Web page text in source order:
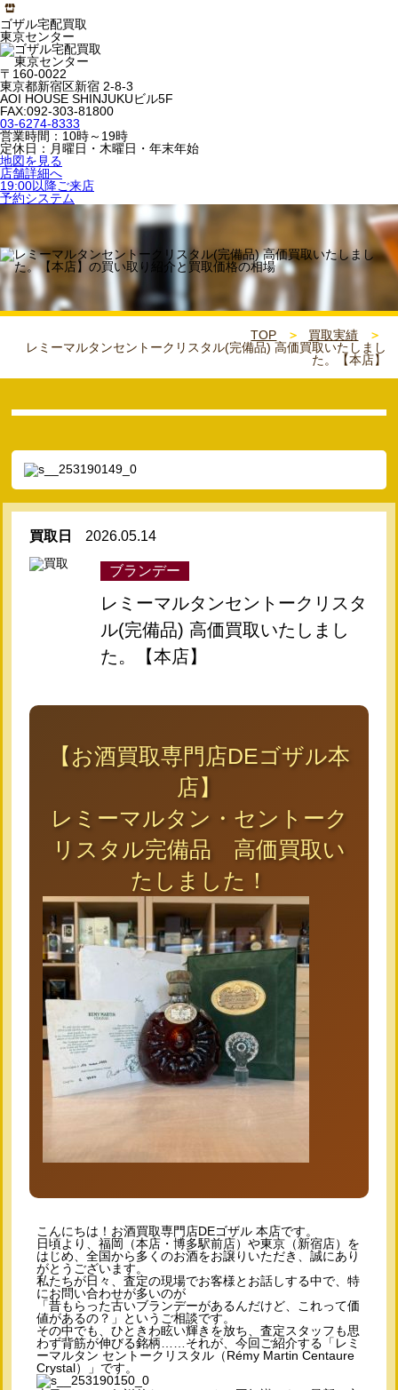
ゴザル宅配買取
東京センター
〒160-0022
東京都新宿区新宿 2-8-3
AOI HOUSE SHINJUKUビル5F
FAX:092-303-81800
03-6274-8333
営業時間：10時～19時
定休日：月曜日・木曜日・年末年始
地図を見る
店舗詳細へ
19:00以降ご来店
予約システム
TOP
買取実績
レミーマルタンセントークリスタル(完備品) 高価買取いたしまし
た。【本店】
買取日 2026.05.14
ブランデー
レミーマルタンセントークリスタ
ル(完備品) 高価買取いたしまし
た。【本店】
【お酒買取専門店DEゴザル本
店】
レミーマルタン・セントーク
リスタル完備品 高価買取い
たしました！
こんにちは！お酒買取専門店DEゴザル 本店です。
日頃より、福岡（本店・博多駅前店）や東京（新宿店）を
はじめ、全国から多くのお酒をお譲りいただき、誠にあり
がとうございます。
私たちが日々、査定の現場でお客様とお話しする中で、特
にお問い合わせが多いのが
「昔もらった古いブランデーがあるんだけど、これって価
値があるの？」
というご相談です。
その中でも、ひときわ眩い輝きを放ち、査定スタッフも思
わず背筋が伸びる銘柄……それが、今回ご紹介する「レミ
ーマルタン セントークリスタル（Rémy Martin Centaure
Crystal）」です。